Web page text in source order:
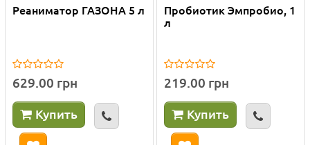
Реаниматор ГАЗОНА 5 л
629.00 грн
Купить
Пробиотик Эмпробио, 1
л
219.00 грн
Купить